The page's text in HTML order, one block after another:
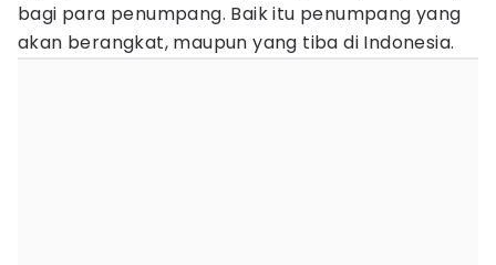
bagi para penumpang. Baik itu penumpang yang
akan berangkat, maupun yang tiba di Indonesia.